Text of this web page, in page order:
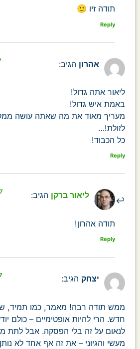
תודה זיו 🙂
Reply
אהרון הגיב: 17
ליאור אתה גדול!
באמת איש גדול!
מעריך מאוד את מה שאתה עושה
לזולת!…
כל הכבוד!
Reply
ליאור ברקן הגיב: 17
תודה אהרון!
Reply
יצחק הגיב: 17
ממש תודה רבה! מאמר, כמו תמיד,
חדש. הרי להיות אופטימיים – כולם
לנאום על זה בלי הפסקה. אבל לתת
מעשי והגיוני – את זה אף אחד לא